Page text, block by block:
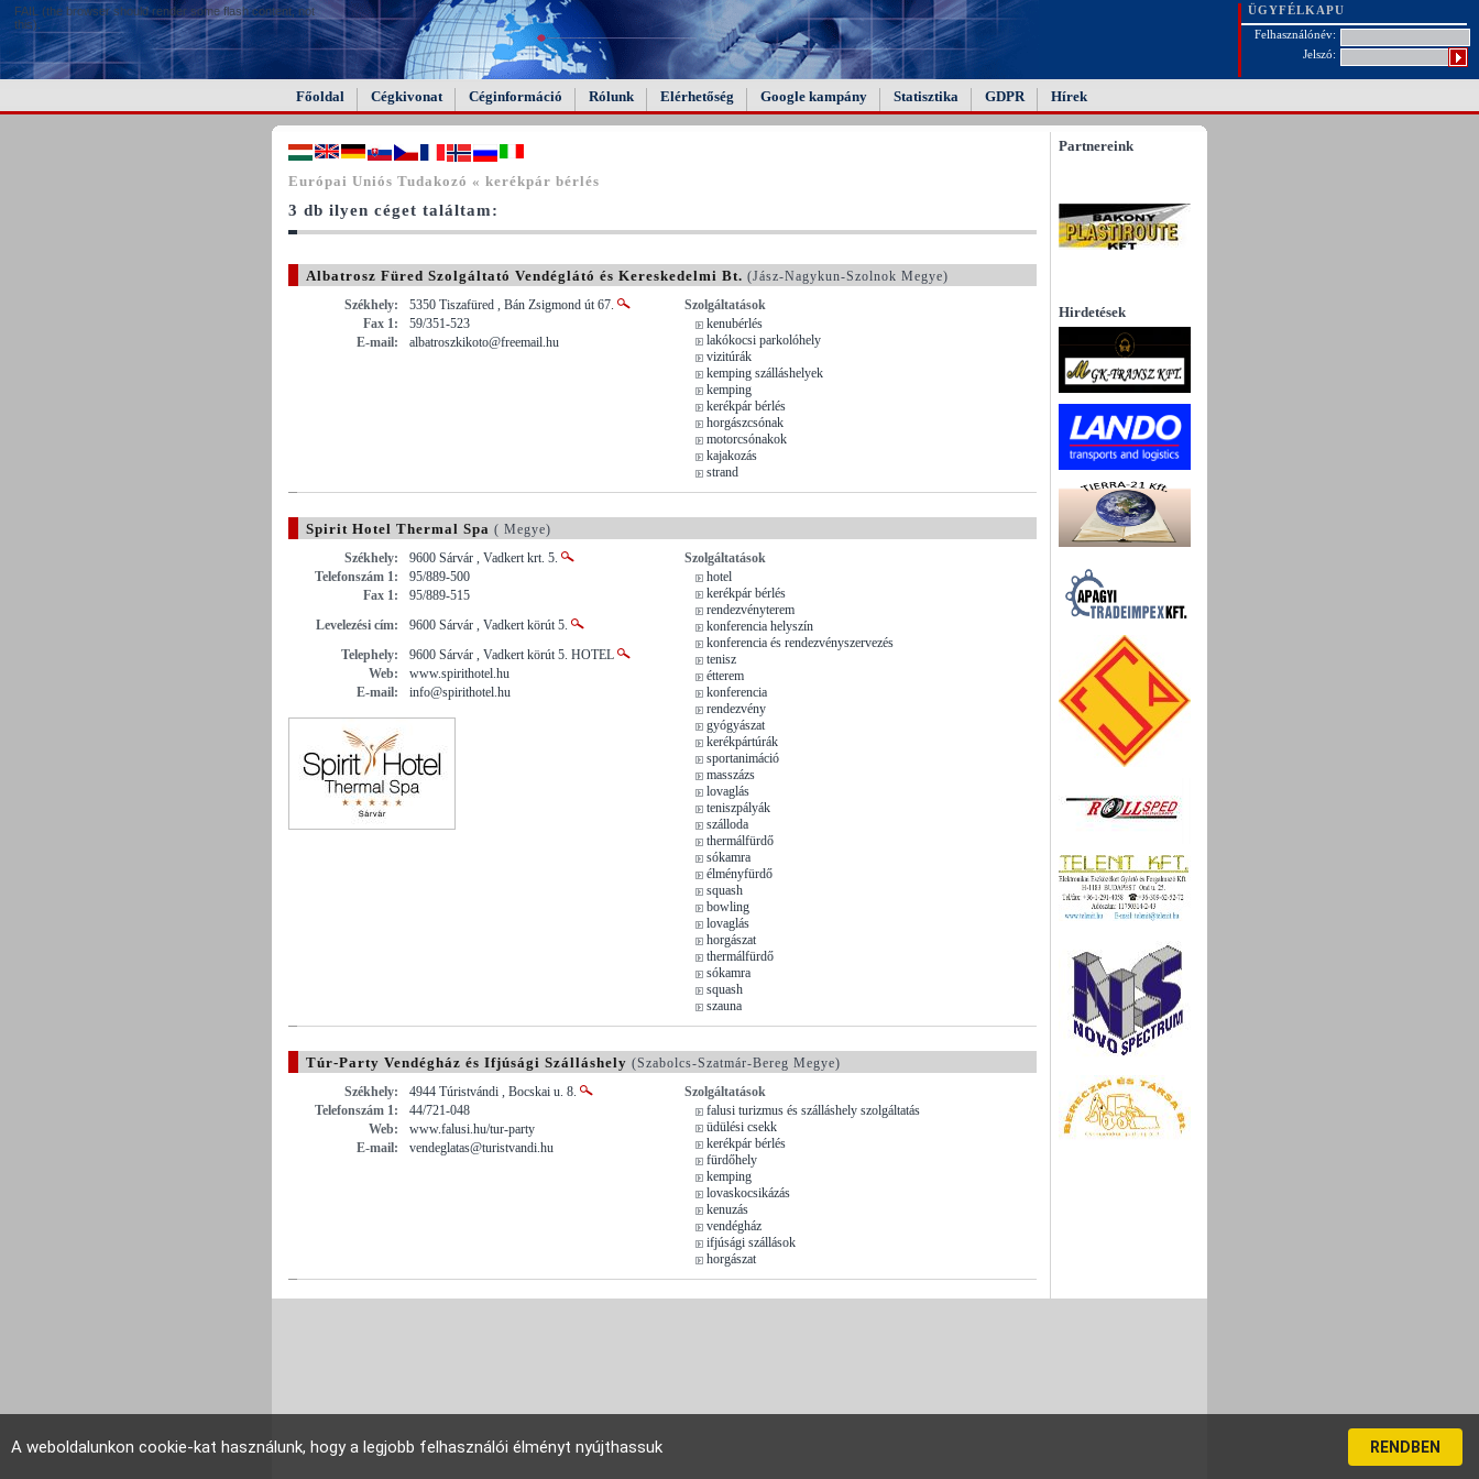
FAIL (the browser should render some flash content, not
this).
ÜGYFÉLKAPU
Felhasználónév:
Jelszó:
Főoldal Cégkivonat Céginformáció Rólunk Elérhetőség Google kampány Statisztika GDPR Hírek
Európai Uniós Tudakozó « kerékpár bérlés
3 db ilyen céget találtam:
Albatrosz Füred Szolgáltató Vendéglátó és Kereskedelmi Bt. (Jász-Nagykun-Szolnok Megye)
Székhely:
5350 Tiszafüred , Bán Zsigmond út 67.
Fax 1:
59/351-523
E-mail:
albatroszkikoto@freemail.hu
Szolgáltatások
kenubérlés
lakókocsi parkolóhely
vizitúrák
kemping szálláshelyek
kemping
kerékpár bérlés
horgászcsónak
motorcsónakok
kajakozás
strand
Spirit Hotel Thermal Spa ( Megye)
Székhely:
9600 Sárvár , Vadkert krt. 5.
Telefonszám 1:
95/889-500
Fax 1:
95/889-515
Levelezési cím:
9600 Sárvár , Vadkert körút 5.
Telephely:
9600 Sárvár , Vadkert körút 5. HOTEL
Web:
www.spirithotel.hu
E-mail:
info@spirithotel.hu
Szolgáltatások
hotel
kerékpár bérlés
rendezvényterem
konferencia helyszín
konferencia és rendezvényszervezés
tenisz
étterem
konferencia
rendezvény
gyógyászat
kerékpártúrák
sportanimáció
masszázs
lovaglás
teniszpályák
szálloda
thermálfürdő
sókamra
élményfürdő
squash
bowling
lovaglás
horgászat
thermálfürdő
sókamra
squash
szauna
Túr-Party Vendégház és Ifjúsági Szálláshely (Szabolcs-Szatmár-Bereg Megye)
Székhely:
4944 Túristvándi , Bocskai u. 8.
Telefonszám 1:
44/721-048
Web:
www.falusi.hu/tur-party
E-mail:
vendeglatas@turistvandi.hu
Szolgáltatások
falusi turizmus és szálláshely szolgáltatás
üdülési csekk
kerékpár bérlés
fürdőhely
kemping
lovaskocsikázás
kenuzás
vendégház
ifjúsági szállások
horgászat
Partnereink
Hirdetések
A weboldalunkon cookie-kat használunk, hogy a legjobb felhasználói élményt nyújthassuk RENDBEN